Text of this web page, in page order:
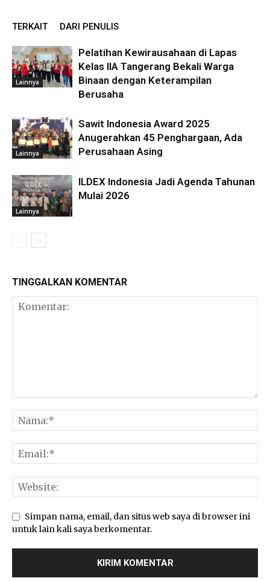
TERKAIT DARI PENULIS
Lainnya
Pelatihan Kewirausahaan di Lapas
Kelas IIA Tangerang Bekali Warga
Binaan dengan Keterampilan
Berusaha
Lainnya
Sawit Indonesia Award 2025
Anugerahkan 45 Penghargaan, Ada
Perusahaan Asing
Lainnya
ILDEX Indonesia Jadi Agenda Tahunan
Mulai 2026
TINGGALKAN KOMENTAR
Simpan nama, email, dan situs web saya di browser ini
untuk lain kali saya berkomentar.